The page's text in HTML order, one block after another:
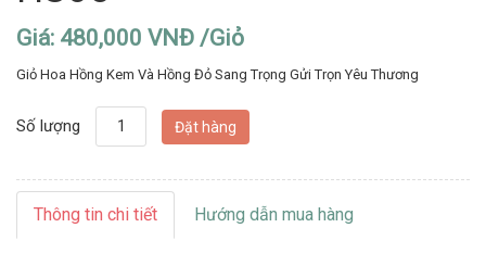
Giá: 480,000 VNĐ /Giỏ
Giỏ Hoa Hồng Kem Và Hồng Đỏ Sang Trọng Gửi Trọn Yêu Thương
Số lượng
Thông tin chi tiết Hướng dẫn mua hàng